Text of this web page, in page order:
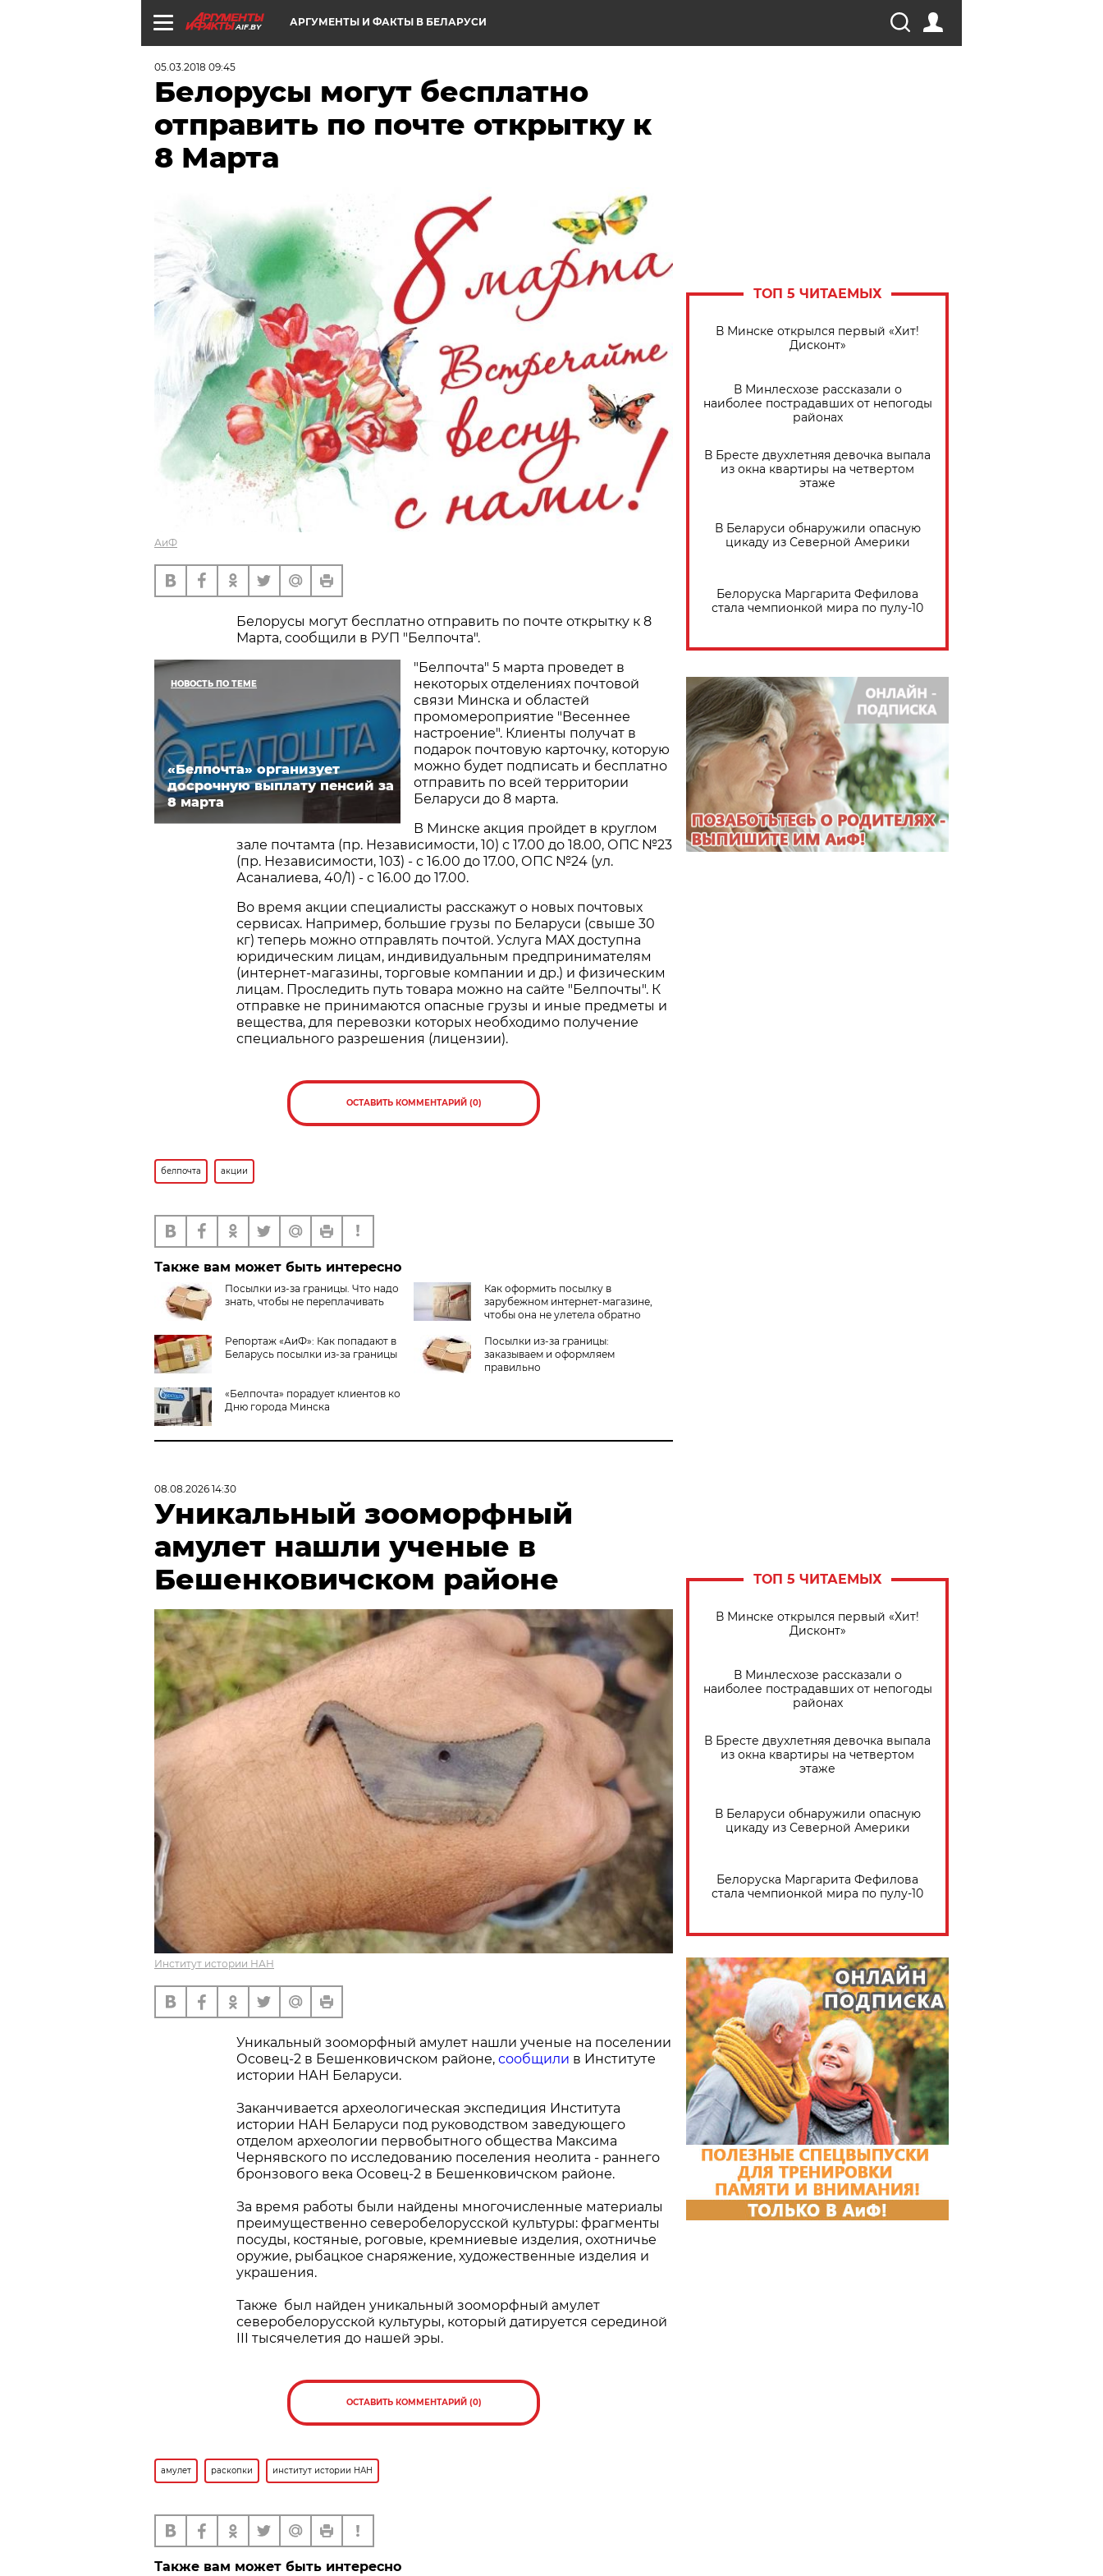
AIF.BY АРГУМЕНТЫ И ФАКТЫ В БЕЛАРУСИ
05.03.2018 09:45
Белорусы могут бесплатно
отправить по почте открытку к
8 Марта
АиФ
Белорусы могут бесплатно отправить по почте открытку к 8
Марта, сообщили в РУП "Белпочта".
НОВОСТЬ ПО ТЕМЕ
«Белпочта» организует
досрочную выплату пенсий за
8 марта
"Белпочта" 5 марта проведет в
некоторых отделениях почтовой
связи Минска и областей
промомероприятие "Весеннее
настроение". Клиенты получат в
подарок почтовую карточку, которую
можно будет подписать и бесплатно
отправить по всей территории
Беларуси до 8 марта.
В Минске акция пройдет в круглом
зале почтамта (пр. Независимости, 10) с 17.00 до 18.00, ОПС №23
(пр. Независимости, 103) - с 16.00 до 17.00, ОПС №24 (ул.
Асаналиева, 40/1) - с 16.00 до 17.00.
Во время акции специалисты расскажут о новых почтовых
сервисах. Например, большие грузы по Беларуси (свыше 30
кг) теперь можно отправлять почтой. Услуга МАХ доступна
юридическим лицам, индивидуальным предпринимателям
(интернет-магазины, торговые компании и др.) и физическим
лицам. Проследить путь товара можно на сайте "Белпочты". К
отправке не принимаются опасные грузы и иные предметы и
вещества, для перевозки которых необходимо получение
специального разрешения (лицензии).
ОСТАВИТЬ КОММЕНТАРИЙ (0)
белпочта акции
Также вам может быть интересно
Посылки из-за границы. Что надо
знать, чтобы не переплачивать
Как оформить посылку в
зарубежном интернет-магазине,
чтобы она не улетела обратно
Репортаж «АиФ»: Как попадают в
Беларусь посылки из-за границы
Посылки из-за границы:
заказываем и оформляем
правильно
«Белпочта» порадует клиентов ко
Дню города Минска
ТОП 5 ЧИТАЕМЫХ
В Минске открылся первый «Хит!
Дисконт»
В Минлесхозе рассказали о
наиболее пострадавших от непогоды
районах
В Бресте двухлетняя девочка выпала
из окна квартиры на четвертом
этаже
В Беларуси обнаружили опасную
цикаду из Северной Америки
Белоруска Маргарита Фефилова
стала чемпионкой мира по пулу-10
08.08.2026 14:30
Уникальный зооморфный
амулет нашли ученые в
Бешенковичском районе
Институт истории НАН
Уникальный зооморфный амулет нашли ученые на поселении
Осовец-2 в Бешенковичском районе, сообщили в Институте
истории НАН Беларуси.
Заканчивается археологическая экспедиция Института
истории НАН Беларуси под руководством заведующего
отделом археологии первобытного общества Максима
Чернявского по исследованию поселения неолита - раннего
бронзового века Осовец-2 в Бешенковичском районе.
За время работы были найдены многочисленные материалы
преимущественно северобелорусской культуры: фрагменты
посуды, костяные, роговые, кремниевые изделия, охотничье
оружие, рыбацкое снаряжение, художественные изделия и
украшения.
Также был найден уникальный зооморфный амулет
северобелорусской культуры, который датируется серединой
III тысячелетия до нашей эры.
ОСТАВИТЬ КОММЕНТАРИЙ (0)
амулет раскопки институт истории НАН
Также вам может быть интересно
ТОП 5 ЧИТАЕМЫХ
В Минске открылся первый «Хит!
Дисконт»
В Минлесхозе рассказали о
наиболее пострадавших от непогоды
районах
В Бресте двухлетняя девочка выпала
из окна квартиры на четвертом
этаже
В Беларуси обнаружили опасную
цикаду из Северной Америки
Белоруска Маргарита Фефилова
стала чемпионкой мира по пулу-10